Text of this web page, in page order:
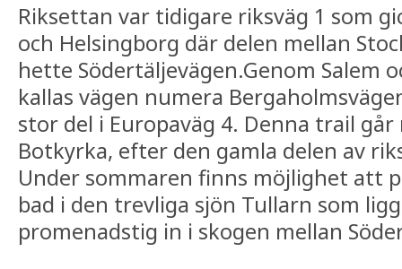
Riksettan var tidigare riksväg 1 som
och Helsingborg där delen mellan
hette Södertäljevägen.Genom Salem
kallas vägen numera
stor del i Europaväg 4. Denna trail
Botkyrka, efter den gamla delen av
Under sommaren finns möjlighet att
bad i den trevliga sjön Tullarn som
promenadstig in i skogen mellan